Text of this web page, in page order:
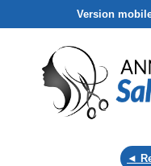
Version
◄